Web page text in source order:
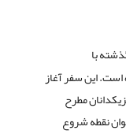
با
است. این سفر آغاز
مطرح
نقطه شروع